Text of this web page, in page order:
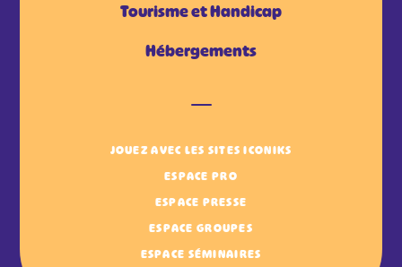
Tourisme et Handicap
Hébergements
JOUEZ AVEC LES SITES ICONIKS
ESPACE PRO
ESPACE PRESSE
ESPACE GROUPES
ESPACE SÉMINAIRES